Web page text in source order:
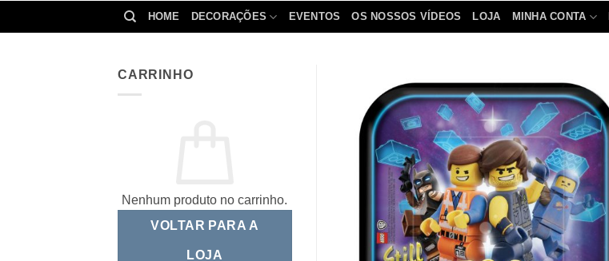
HOME DECORAÇÕES EVENTOS OS NOSSOS VÍDEOS LOJA MINHA CONTA
CARRINHO
Nenhum produto no carrinho.
VOLTAR PARA A
LOJA